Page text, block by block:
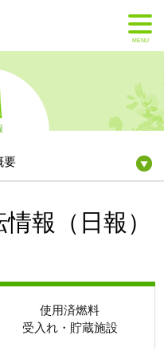
MENU
要
報（日報）
使用済燃料
受入れ・貯蔵施設